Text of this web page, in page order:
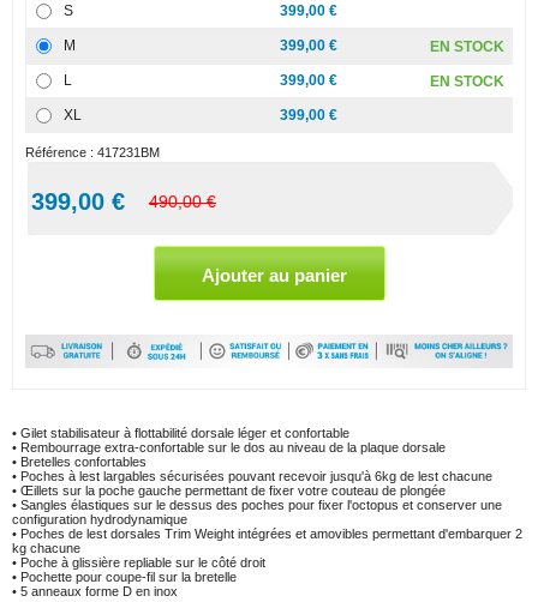
S 399,00 €
M 399,00 €
EN STOCK
L
399,00 €
EN STOCK
XL
399,00 €
Référence : 417231BM
399,00 € 490,00 €
• Gilet stabilisateur à flottabilité dorsale léger et confortable
• Rembourrage extra-confortable sur le dos au niveau de la plaque dorsale
• Bretelles confortables
• Poches à lest largables sécurisées pouvant recevoir jusqu'à 6kg de lest chacune
• Œillets sur la poche gauche permettant de fixer votre couteau de plongée
• Sangles élastiques sur le dessus des poches pour fixer l'octopus et conserver une
configuration hydrodynamique
• Poches de lest dorsales Trim Weight intégrées et amovibles permettant d'embarquer 2
kg chacune
• Poche à glissière repliable sur le côté droit
• Pochette pour coupe-fil sur la bretelle
• 5 anneaux forme D en inox